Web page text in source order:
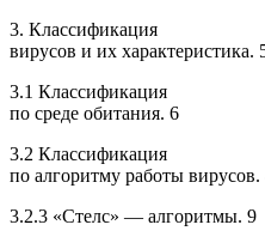
3. Классификация
вирусов и их характеристика.
3.1 Классификация
по среде обитания. 6
3.2 Классификация
по алгоритму работы вирусов.
3.2.3 «Стелс» — алгоритмы. 9